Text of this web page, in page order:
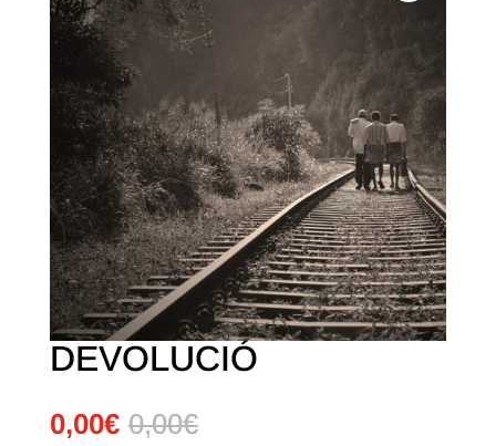
DEVOLUCIÓ
0,00€ 0,00€